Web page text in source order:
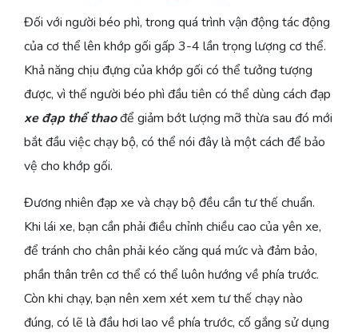
Đối với người béo phì, trong quá trình vận động tác động
của cơ thể lên khớp gối gấp 3-4 lần trọng lượng cơ thể.
Khả năng chịu đựng của khớp gối có thể tưởng tượng
được, vì thế người béo phì đầu tiên có thể dùng cách đạp
xe đạp thể thaođể giảm bớt lượng mỡ thừa sau đó mới
bắt đầu việc chạy bộ, có thể nói đây là một cách để bảo
vệ cho khớp gối.
Đương nhiên đạp xe và chạy bộ đều cần tư thế chuẩn.
Khi lái xe, bạn cần phải điều chỉnh chiều cao của yên xe,
để tránh cho chân phải kéo căng quá mức và đảm bảo,
phần thân trên cơ thể có thể luôn hướng về phía trước.
Còn khi chạy, bạn nên xem xét xem tư thế chạy nào
đúng, có lẽ là đầu hơi lao về phía trước, cố gắng sử dụng